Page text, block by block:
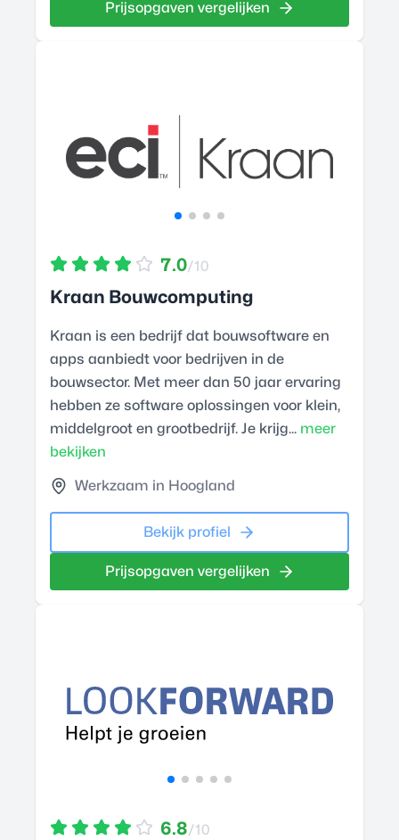
Prijsopgaven vergelijken
7.0/10
Kraan Bouwcomputing
Kraan is een bedrijf dat bouwsoftware en
apps aanbiedt voor bedrijven in de
bouwsector. Met meer dan 50 jaar ervaring
hebben ze software oplossingen voor klein,
middelgroot en grootbedrijf. Je krijg... meer
bekijken
Werkzaam in Hoogland
Bekijk profiel
Prijsopgaven vergelijken
6.8/10